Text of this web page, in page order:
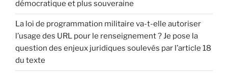
démocratique et plus souveraine
La loi de programmation militaire va-t-elle autoriser
l’usage des URL pour le renseignement ? Je pose la
question des enjeux juridiques soulevés par l’article 18
du texte